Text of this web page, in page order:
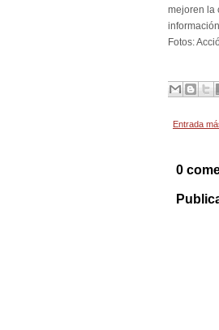
mejoren la
Fotos:
Entrada
0